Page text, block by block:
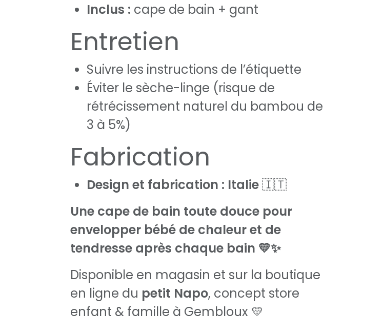
Inclus : cape de bain + gant
Entretien
Suivre les instructions de l’étiquette
Éviter le sèche-linge (risque de
rétrécissement naturel du bambou de
3 à 5%)
Fabrication
Design et fabrication : Italie🇮🇹
Une cape de bain toute douce pour
envelopper bébé de chaleur et de
tendresse après chaque bain 💛✨
Disponible en magasin et sur la boutique
en ligne du petit Napo, concept store
enfant & famille à Gembloux 💛